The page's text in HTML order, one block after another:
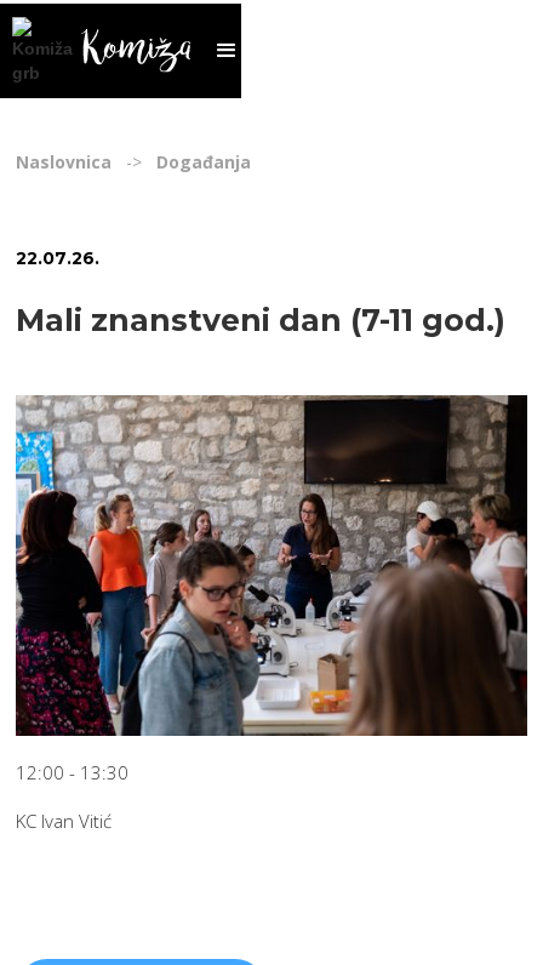
Naslovnica -> Događanja
22.07.26.
Mali znanstveni dan (7-11 god.)
12:00 - 13:30
KC Ivan Vitić